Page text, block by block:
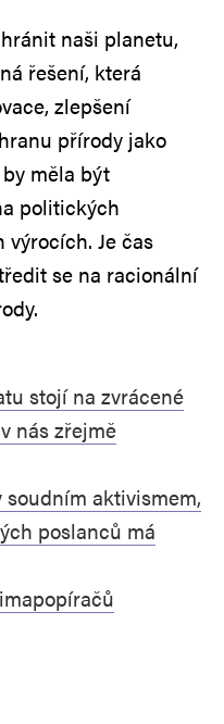
naši planetu,
řešení, která
zlepšení
přírody jako
měla být
politických
Je čas
se na racionální
stojí na zvrácené
nás zřejmě
soudním aktivismem,
poslanců má